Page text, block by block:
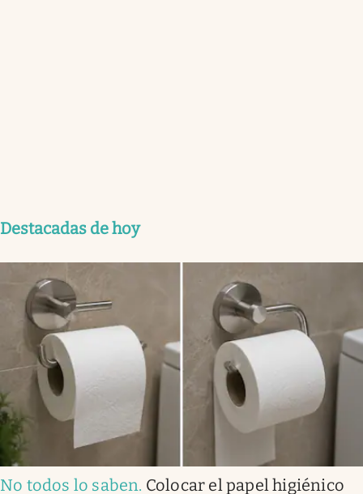
Destacadas de hoy
No todos lo saben. Colocar el papel higiénico